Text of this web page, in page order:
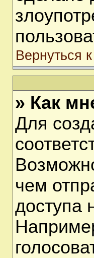
Вернуться
» Как
Для
чем
доступа